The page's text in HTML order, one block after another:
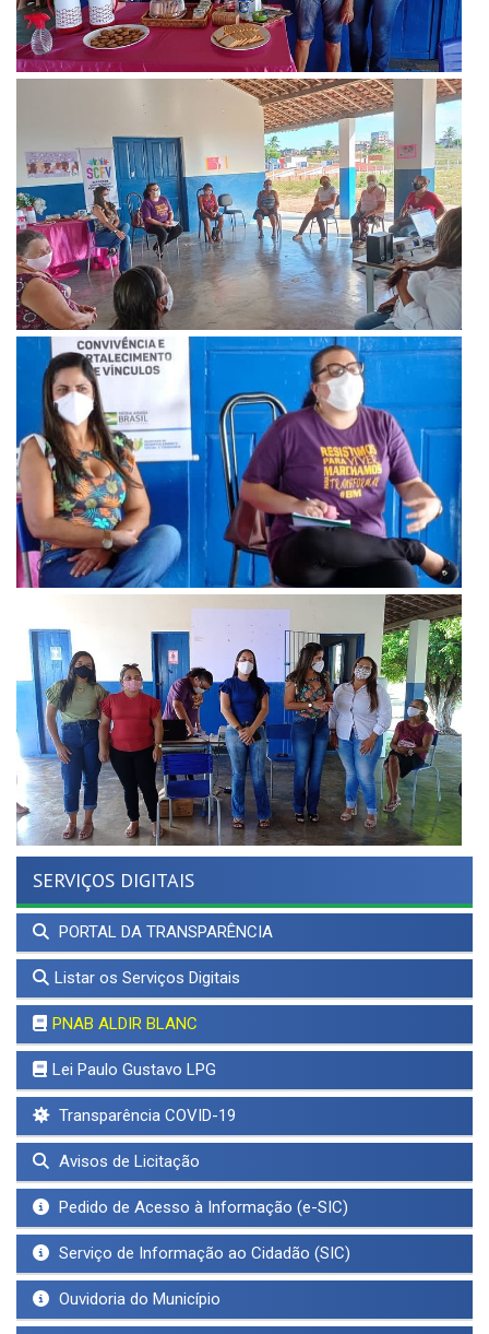
SERVIÇOS DIGITAIS
PORTAL DA TRANSPARÊNCIA
Listar os Serviços Digitais
PNAB ALDIR BLANC
Lei Paulo Gustavo LPG
Transparência COVID-19
Avisos de Licitação
Pedido de Acesso à Informação (e-SIC)
Serviço de Informação ao Cidadão (SIC)
Ouvidoria do Município